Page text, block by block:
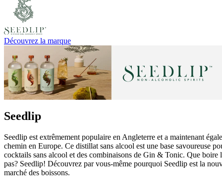
Découvrez la marque
Seedlip
Seedlip est extrêmement populaire en Angleterre et a maintenant
chemin en Europe. Ce distillat sans alcool est une base savoureuse
cocktails sans alcool et des combinaisons de Gin & Tonic. Que boire
pas? Seedlip! Découvrez par vous-même pourquoi Seedlip est la
marché des boissons.